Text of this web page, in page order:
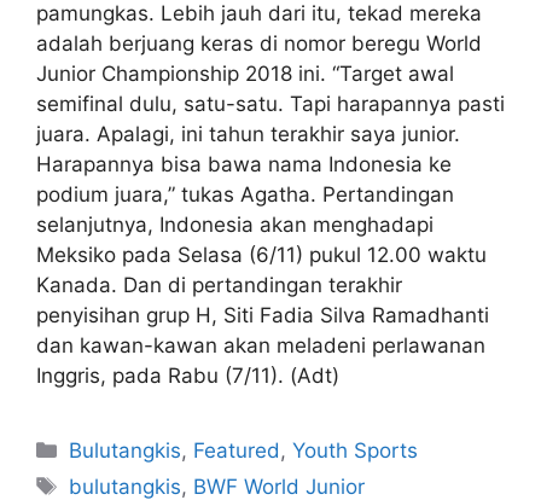
pamungkas. Lebih jauh dari itu, tekad mereka
adalah berjuang keras di nomor beregu World
Junior Championship 2018 ini. “Target awal
semifinal dulu, satu-satu. Tapi harapannya pasti
juara. Apalagi, ini tahun terakhir saya junior.
Harapannya bisa bawa nama Indonesia ke
podium juara,” tukas Agatha. Pertandingan
selanjutnya, Indonesia akan menghadapi
Meksiko pada Selasa (6/11) pukul 12.00 waktu
Kanada. Dan di pertandingan terakhir
penyisihan grup H, Siti Fadia Silva Ramadhanti
dan kawan-kawan akan meladeni perlawanan
Inggris, pada Rabu (7/11). (Adt)
Bulutangkis, Featured ,Youth Sports
bulutangkis, BWF World Junior